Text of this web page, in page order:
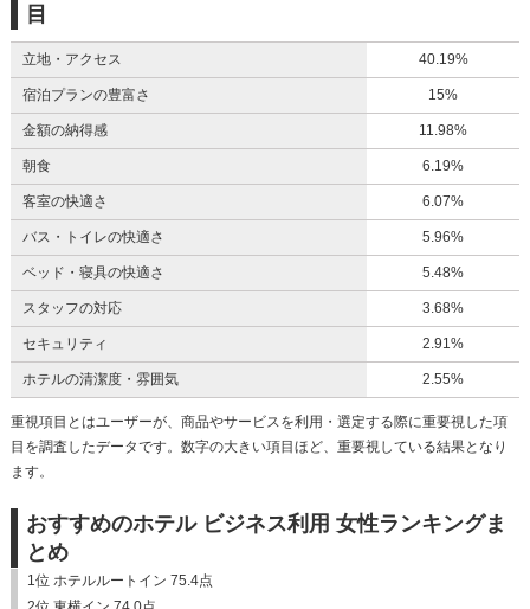
目
立地・アクセス 40.19%
宿泊プランの豊富さ 15%
金額の納得感 11.98%
朝食 6.19%
客室の快適さ 6.07%
バス・トイレの快適さ 5.96%
ベッド・寝具の快適さ 5.48%
スタッフの対応 3.68%
セキュリティ 2.91%
ホテルの清潔度・雰囲気 2.55%
重視項目とはユーザーが、商品やサービスを利用・選定する際に重要視した項
目を調査したデータです。数字の大きい項目ほど、重要視している結果となり
ます。
おすすめのホテル ビジネス利用 女性ランキングま
とめ
1位 ホテルルートイン 75.4点